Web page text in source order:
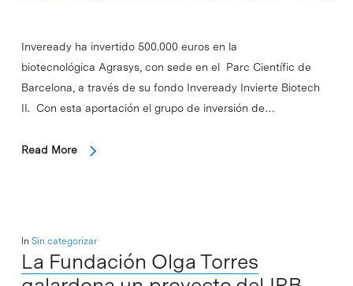
Inveready ha invertido 500.000 euros en la
biotecnológica Agrasys, con sede en el Parc Científic de
Barcelona, a través de su fondo Inveready Invierte Biotech
II. Con esta aportación el grupo de inversión de…
Read More
In Sin categorizar
La Fundación Olga Torres